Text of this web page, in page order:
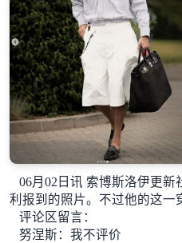
06月02日讯 索博斯洛伊更
利报到的照片。不过他的这一
评论区留言：
努涅斯： 我不评价